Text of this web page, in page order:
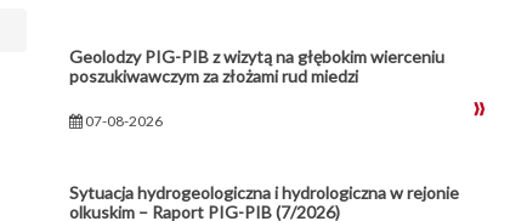
Geolodzy PIG-PIB z wizytą na głębokim wierceniu
poszukiwawczym za złożami rud miedzi
07-08-2026
Sytuacja hydrogeologiczna i hydrologiczna w rejonie
olkuskim – Raport PIG-PIB (7/2026)